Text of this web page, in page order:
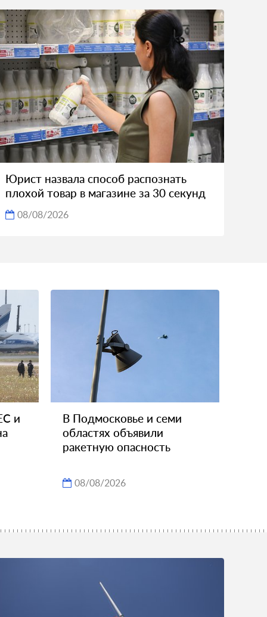
Юрист назвала способ распознать
плохой товар в магазине за 30 секунд
08/08/2026
и
В Подмосковье и семи
областях объявили
ракетную опасность
08/08/2026